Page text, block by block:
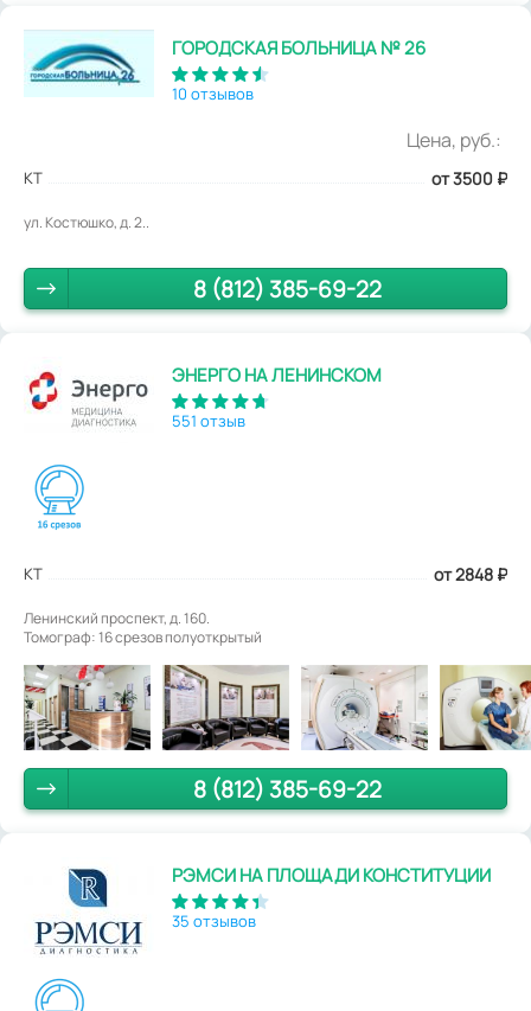
ГОРОДСКАЯ БОЛЬНИЦА № 26
10 отзывов
Цена, руб.:
КТ от 3500 ₽
ул. Костюшко, д. 2..
8 (812) 385-69-22
ЭНЕРГО НА ЛЕНИНСКОМ
551 отзыв
КТ от 2848 ₽
Ленинский проспект, д. 160.
Томограф: 16 срезов полуоткрытый
8 (812) 385-69-22
РЭМСИ НА ПЛОЩАДИ КОНСТИТУЦИИ
35 отзывов